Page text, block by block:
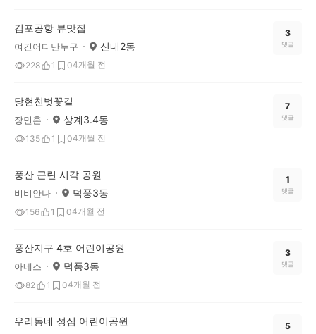
김포공항 뷰맛집
여긴어디난누구 신내2동
228 1 04개월 전
3
댓글
당현천벗꽃길
장민훈 상계3.4동
135 1 04개월 전
7
댓글
풍산 근린 시각 공원
비비안나 덕풍3동
156 1 04개월 전
1
댓글
풍산지구 4호 어린이공원
아네스 덕풍3동
82 1 04개월 전
3
댓글
우리동네 성심 어린이공원 5